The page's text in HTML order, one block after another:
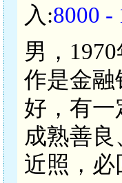
入:8000 -
男，
作是金融
好，有
成熟善
近照，必